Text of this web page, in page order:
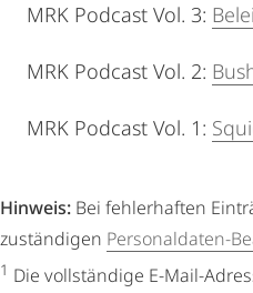
MRK Podcast Vol. 3:
MRK Podcast Vol. 2:
MRK Podcast Vol. 1:
Hinweis: Bei fehlerhaften
zuständigen Personaldaten-
1 Die vollständige E-Mail-